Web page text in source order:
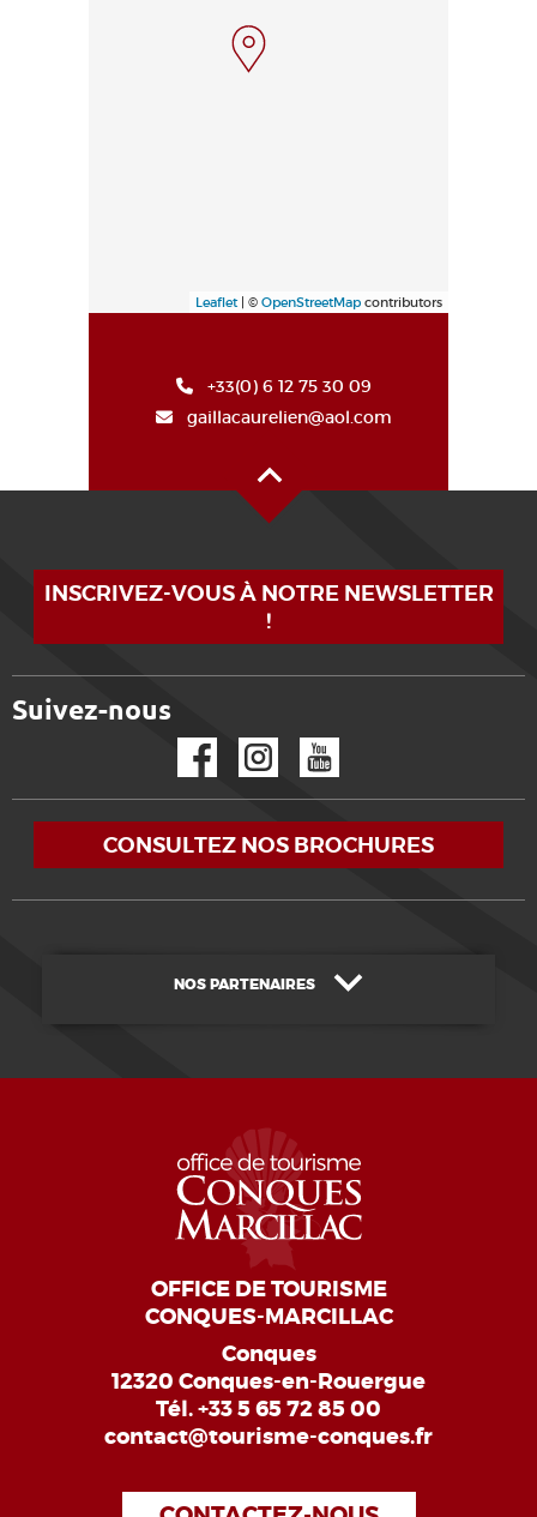
Leaflet| © OpenStreetMap contributors
+33(0) 6 12 75 30 09
gaillacaurelien@aol.com
INSCRIVEZ-VOUS À NOTRE NEWSLETTER
!
Suivez-nous
CONSULTEZ NOS BROCHURES
NOS PARTENAIRES
OFFICE DE TOURISME
CONQUES-MARCILLAC
Conques
12320 Conques-en-Rouergue
Tél.+33 5 65 72 85 00
contact@tourisme-conques.fr